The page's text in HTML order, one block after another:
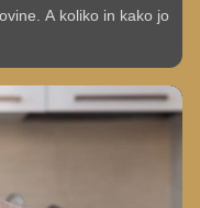
A koliko in kako jo